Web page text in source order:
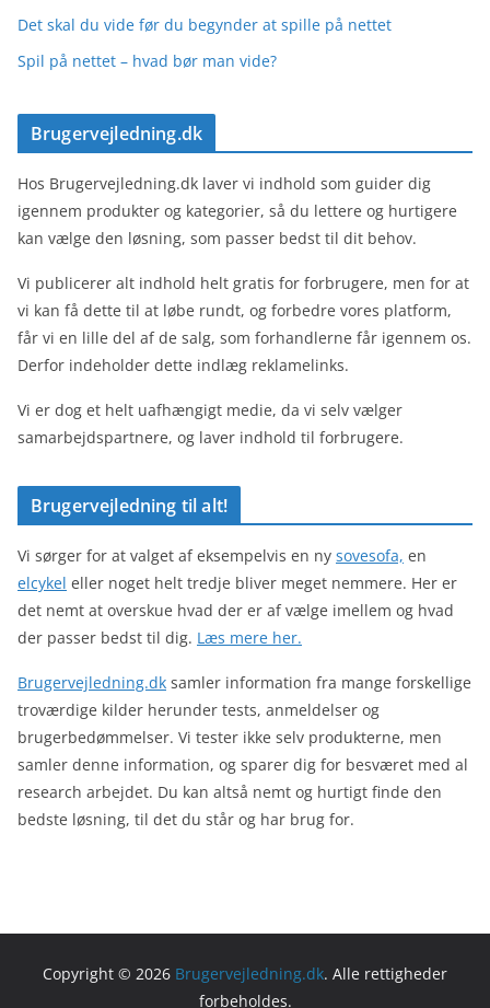
Det skal du vide før du begynder at spille på nettet
Spil på nettet – hvad bør man vide?
Brugervejledning.dk
Hos Brugervejledning.dk laver vi indhold som guider dig
igennem produkter og kategorier, så du lettere og hurtigere
kan vælge den løsning, som passer bedst til dit behov.
Vi publicerer alt indhold helt gratis for forbrugere, men for at
vi kan få dette til at løbe rundt, og forbedre vores platform,
får vi en lille del af de salg, som forhandlerne får igennem os.
Derfor indeholder dette indlæg reklamelinks.
Vi er dog et helt uafhængigt medie, da vi selv vælger
samarbejdspartnere, og laver indhold til forbrugere.
Brugervejledning til alt!
Vi sørger for at valget af eksempelvis en ny sovesofa, en
elcykel eller noget helt tredje bliver meget nemmere. Her er
det nemt at overskue hvad der er af vælge imellem og hvad
der passer bedst til dig. Læs mere her.
Brugervejledning.dk samler information fra mange forskellige
troværdige kilder herunder tests, anmeldelser og
brugerbedømmelser. Vi tester ikke selv produkterne, men
samler denne information, og sparer dig for besværet med al
research arbejdet. Du kan altså nemt og hurtigt finde den
bedste løsning, til det du står og har brug for.
Copyright © 2026 Brugervejledning.dk. Alle rettigheder
forbeholdes.